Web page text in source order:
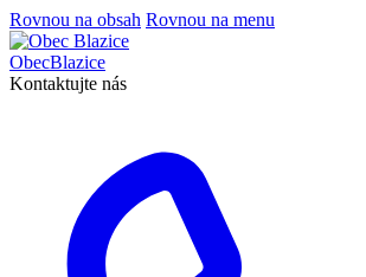
Rovnou na obsah Rovnou na menu
ObecBlazice
Kontaktujte nás